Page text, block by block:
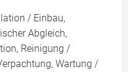
/ Einbau,
Abgleich,
Reinigung /
Wartung /